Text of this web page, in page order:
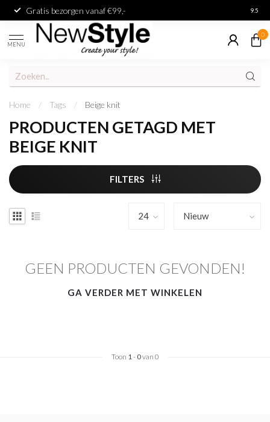
Gratis bezorgen vanaf €99,- 9.5
MENU
0
Home / Tags / Beige knit
PRODUCTEN GETAGD MET
BEIGE KNIT
FILTERS
GEEN PRODUCTEN GEVONDEN!
GA VERDER MET WINKELEN
Toon 1- 0van 0